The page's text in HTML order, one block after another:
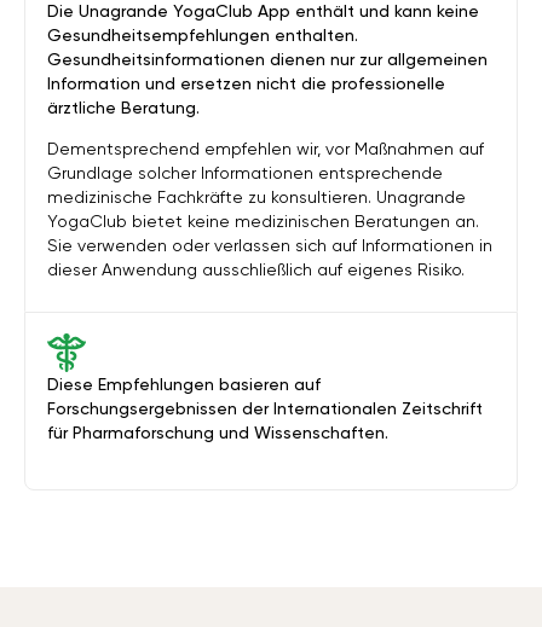
Diese Empfehlungen basieren auf
Forschungsergebnissen der Internationalen Zeitschrift
für Pharmaforschung und Wissenschaften.
Die Unagrande YogaClub App enthält und kann keine
Gesundheitsempfehlungen enthalten.
Gesundheitsinformationen dienen nur zur allgemeinen
Information und ersetzen nicht die professionelle
ärztliche Beratung.
Dementsprechend empfehlen wir, vor Maßnahmen auf
Grundlage solcher Informationen entsprechende
medizinische Fachkräfte zu konsultieren. Unagrande
YogaClub bietet keine medizinischen Beratungen an.
Sie verwenden oder verlassen sich auf Informationen in
dieser Anwendung ausschließlich auf eigenes Risiko.